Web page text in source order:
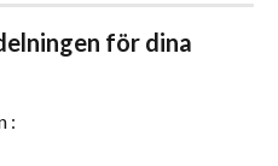
för dina
: